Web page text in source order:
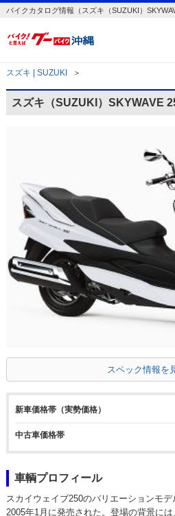
バイクカタログ情報（スズキ（SUZUKI）
スズキ | SUZUKI ＞
スズキ（SUZUKI）SKYWAVE
スペック情報を
新車価格帯（実勢価格）
中古車価格帯
車輌プロフィール
スカイウェイブ250のバリエーションモデ
2005年1月に発売された。登場の背景に